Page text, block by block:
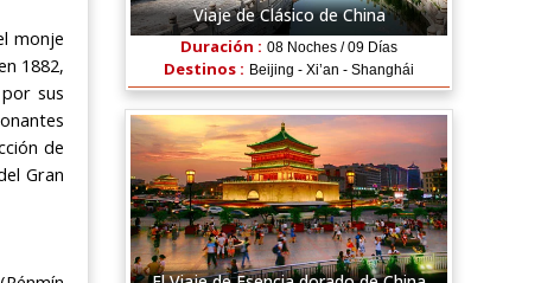
monje
1882,
sus
de
Gran
Viaje de Clásico de China
Duración : 08 Noches / 09 Días
Destinos : Beijing - Xi’an - Shanghái